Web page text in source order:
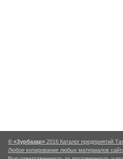
© «Зурбазар» 2016 Каталог предприятий
Любое копирование любых материалов